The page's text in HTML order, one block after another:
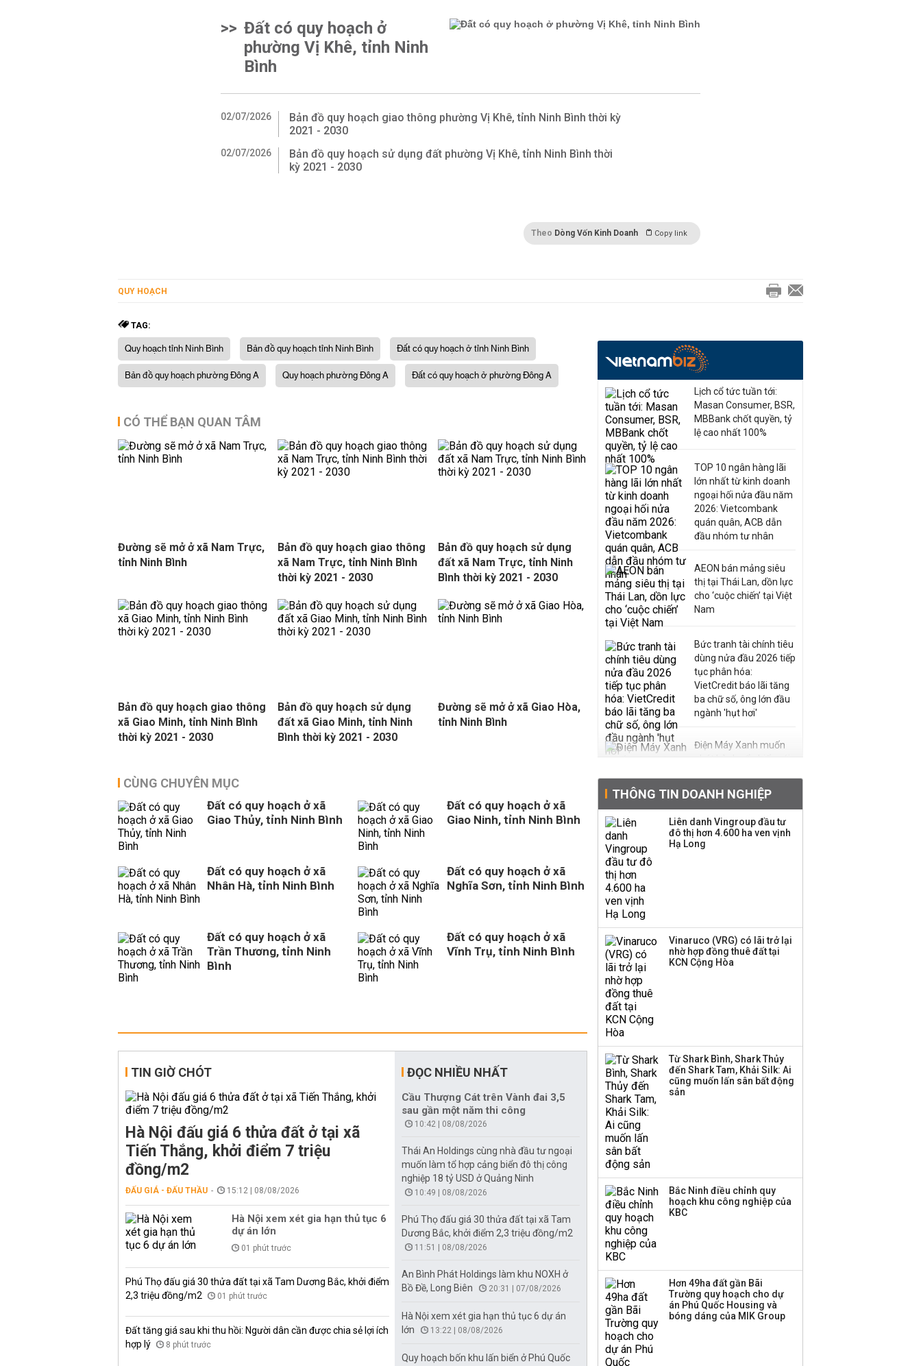
>> Đất có quy hoạch ở
phường Vị Khê, tỉnh Ninh
Bình
02/07/2026
Bản đồ quy hoạch giao thông phường Vị Khê, tỉnh Ninh Bình thời kỳ
2021 - 2030
02/07/2026
Bản đồ quy hoạch sử dụng đất phường Vị Khê, tỉnh Ninh Bình thời
kỳ 2021 - 2030
Theo Dòng Vốn Kinh Doanh Copy link
QUY HOẠCH
TAG:
Quy hoạch tỉnh Ninh Bình Bản đồ quy hoạch tỉnh Ninh Bình
Đất có quy hoạch ở tỉnh Ninh Bình
Bản đồ quy hoạch phường Đông A
Quy hoạch phường Đông A Đất có quy hoạch ở phường Đông A
CÓ THỂ BẠN QUAN TÂM
Đường sẽ mở ở xã Nam Trực,
tỉnh Ninh Bình
Bản đồ quy hoạch giao thông
xã Nam Trực, tỉnh Ninh Bình
thời kỳ 2021 - 2030
Bản đồ quy hoạch sử dụng
đất xã Nam Trực, tỉnh Ninh
Bình thời kỳ 2021 - 2030
Bản đồ quy hoạch giao thông
xã Giao Minh, tỉnh Ninh Bình
thời kỳ 2021 - 2030
Bản đồ quy hoạch sử dụng
đất xã Giao Minh, tỉnh Ninh
Bình thời kỳ 2021 - 2030
Đường sẽ mở ở xã Giao Hòa,
tỉnh Ninh Bình
CÙNG CHUYÊN MỤC
Đất có quy hoạch ở xã
Giao Thủy, tỉnh Ninh Bình
Đất có quy hoạch ở xã
Giao Ninh, tỉnh Ninh Bình
Đất có quy hoạch ở xã
Nhân Hà, tỉnh Ninh Bình
Đất có quy hoạch ở xã
Nghĩa Sơn, tỉnh Ninh Bình
Đất có quy hoạch ở xã
Trần Thương, tỉnh Ninh
Bình
Đất có quy hoạch ở xã
Vĩnh Trụ, tỉnh Ninh Bình
TIN GIỜ CHÓT
Hà Nội đấu giá 6 thửa đất ở tại xã
Tiến Thắng, khởi điểm 7 triệu
đồng/m2
ĐẤU GIÁ - ĐẤU THẦU 15:12 | 08/08/2026
Hà Nội xem xét gia hạn thủ tục 6
dự án lớn
01 phút trước
Phú Thọ đấu giá 30 thửa đất tại xã Tam Dương Bắc, khởi điểm
2,3 triệu đồng/m2
01 phút trước
Đất tăng giá sau khi thu hồi: Người dân cần được chia sẻ lợi ích
hợp lý
8 phút trước
ĐỌC NHIỀU NHẤT
Cầu Thượng Cát trên Vành đai 3,5
sau gần một năm thi công
10:42 | 08/08/2026
Thái An Holdings cùng nhà đầu tư ngoại
muốn làm tổ hợp cảng biển đô thị công
nghiệp 18 tỷ USD ở Quảng Ninh
10:49 | 08/08/2026
Phú Thọ đấu giá 30 thửa đất tại xã Tam
Dương Bắc, khởi điểm 2,3 triệu đồng/m2
11:51 | 08/08/2026
An Bình Phát Holdings làm khu NOXH ở
Bồ Đề, Long Biên
20:31 | 07/08/2026
Hà Nội xem xét gia hạn thủ tục 6 dự án
lớn
13:22 | 08/08/2026
Quy hoạch bốn khu lấn biển ở Phú Quốc
Lịch cổ tức tuần tới:
Masan Consumer, BSR,
MBBank chốt quyền, tỷ
lệ cao nhất 100%
TOP 10 ngân hàng lãi
lớn nhất từ kinh doanh
ngoại hối nửa đầu năm
2026: Vietcombank
quán quân, ACB dẫn
đầu nhóm tư nhân
AEON bán mảng siêu
thị tại Thái Lan, dồn lực
cho ‘cuộc chiến’ tại Việt
Nam
Bức tranh tài chính tiêu
dùng nửa đầu 2026 tiếp
tục phân hóa:
VietCredit báo lãi tăng
ba chữ số, ông lớn đầu
ngành 'hụt hơi'
Điện Máy Xanh muốn
phát hành cổ phiếu với
Sau nhịp điều chỉnh
mạnh, CTCK nhìn thấy
cơ hội ở nhóm cổ phiếu
thanh lý toàn bộ cửa
hàng
Công ty 100 tỷ của
Huấn Hoa Hồng bỗng
dưng ‘biến mất’, một
THÔNG TIN DOANH NGHIỆP
Liên danh Vingroup đầu tư
đô thị hơn 4.600 ha ven vịnh
Hạ Long
Vinaruco (VRG) có lãi trở lại
nhờ hợp đồng thuê đất tại
KCN Cộng Hòa
Từ Shark Bình, Shark Thủy
đến Shark Tam, Khải Silk: Ai
cũng muốn lấn sân bất động
sản
Bắc Ninh điều chỉnh quy
hoạch khu công nghiệp của
KBC
Hơn 49ha đất gần Bãi
Trường quy hoạch cho dự
án Phú Quốc Housing và
bóng dáng của MIK Group